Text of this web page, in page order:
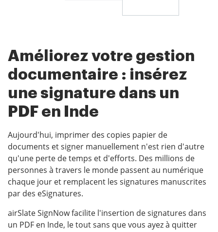
Améliorez votre gestion
documentaire : insérez
une signature dans un
PDF en Inde
Aujourd'hui, imprimer des copies papier de
documents et signer manuellement n'est rien d'autre
qu'une perte de temps et d'efforts. Des millions de
personnes à travers le monde passent au numérique
chaque jour et remplacent les signatures manuscrites
par des eSignatures.
airSlate SignNow facilite l'insertion de signatures dans
un PDF en Inde, le tout sans que vous ayez à quitter